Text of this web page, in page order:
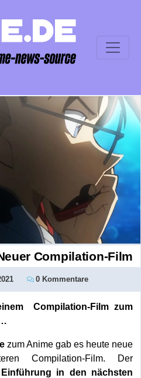
Compilation-Film
0 Kommentare
Compilation-Film zum
zum Anime gab es heute neue
Compilation-Film. Der
Einführung in den nächsten